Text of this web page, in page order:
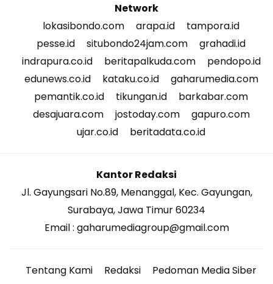
Network
lokasibondo.com
arapa.id
tampora.id
pesse.id
situbondo24jam.com
grahadi.id
indrapura.co.id
beritapalkuda.com
pendopo.id
edunews.co.id
kataku.co.id
gaharumedia.com
pemantik.co.id
tikungan.id
barkabar.com
desajuara.com
jostoday.com
gapuro.com
ujar.co.id
beritadata.co.id
Kantor Redaksi
Jl. Gayungsari No.89, Menanggal, Kec. Gayungan,
Surabaya, Jawa Timur 60234
Email : gaharumediagroup@gmail.com
Tentang Kami Redaksi
Pedoman Media Siber